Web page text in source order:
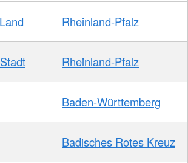
Rheinland-Pfalz
Rheinland-Pfalz
Baden-Württemberg
Badisches Rotes Kreuz